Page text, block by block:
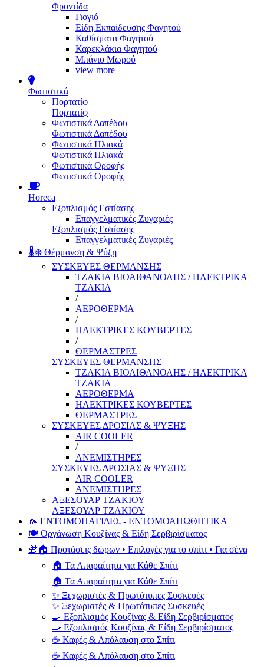
Φροντίδα
Γιογιό
Είδη Εκπαίδευσης Φαγητού
Καθίσματα Φαγητού
Καρεκλάκια Φαγητού
Μπάνιο Μωρού
view more
Φωτιστικά
Πορτατίφ
Πορτατίφ
Φωτιστικά Δαπέδου
Φωτιστικά Δαπέδου
Φωτιστικά Ηλιακά
Φωτιστικά Ηλιακά
Φωτιστικά Οροφής
Φωτιστικά Οροφής
Horeca
Εξοπλισμός Εστίασης
Επαγγελματικές Ζυγαριές
Εξοπλισμός Εστίασης
Επαγγελματικές Ζυγαριές
🌡️❄️ Θέρμανση & Ψύξη
ΣΥΣΚΕΥΕΣ ΘΕΡΜΑΝΣΗΣ
ΤΖΑΚΙΑ ΒΙΟΑΙΘΑΝΟΛΗΣ / ΗΛΕΚΤΡΙΚΑ
ΤΖΑΚΙΑ
/
ΑΕΡΟΘΕΡΜΑ
/
ΗΛΕΚΤΡΙΚΕΣ ΚΟΥΒΕΡΤΕΣ
/
ΘΕΡΜΑΣΤΡΕΣ
ΣΥΣΚΕΥΕΣ ΘΕΡΜΑΝΣΗΣ
ΤΖΑΚΙΑ ΒΙΟΑΙΘΑΝΟΛΗΣ / ΗΛΕΚΤΡΙΚΑ
ΤΖΑΚΙΑ
ΑΕΡΟΘΕΡΜΑ
ΗΛΕΚΤΡΙΚΕΣ ΚΟΥΒΕΡΤΕΣ
ΘΕΡΜΑΣΤΡΕΣ
ΣΥΣΚΕΥΕΣ ΔΡΟΣΙΑΣ & ΨΥΞΗΣ
AIR COOLER
/
ΑΝΕΜΙΣΤΗΡΕΣ
ΣΥΣΚΕΥΕΣ ΔΡΟΣΙΑΣ & ΨΥΞΗΣ
AIR COOLER
ΑΝΕΜΙΣΤΗΡΕΣ
ΑΞΕΣΟΥΑΡ ΤΖΑΚΙΟΥ
ΑΞΕΣΟΥΑΡ ΤΖΑΚΙΟΥ
🦟 ΕΝΤΟΜΟΠΑΓΙΔΕΣ - ΕΝΤΟΜΟΑΠΩΘΗΤΙΚΑ
🍽️ Οργάνωση Κουζίνας & Είδη Σερβιρίσματος
🎁🏠 Προτάσεις δώρων • Επιλογές για το σπίτι • Για σένα
🏠 Τα Απαραίτητα για Κάθε Σπίτι
🏠 Τα Απαραίτητα για Κάθε Σπίτι
✨ Ξεχωριστές & Πρωτότυπες Συσκευές
✨ Ξεχωριστές & Πρωτότυπες Συσκευές
🍳 Εξοπλισμός Κουζίνας & Είδη Σερβιρίσματος
🍳 Εξοπλισμός Κουζίνας & Είδη Σερβιρίσματος
☕ Καφές & Απόλαυση στο Σπίτι
☕ Καφές & Απόλαυση στο Σπίτι